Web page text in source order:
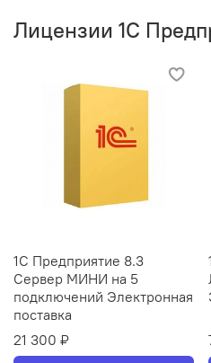
Лицензии 1С
1С Предприятие 8.3
Сервер МИНИ на 5
подключений Электронная
поставка
21 300 ₽